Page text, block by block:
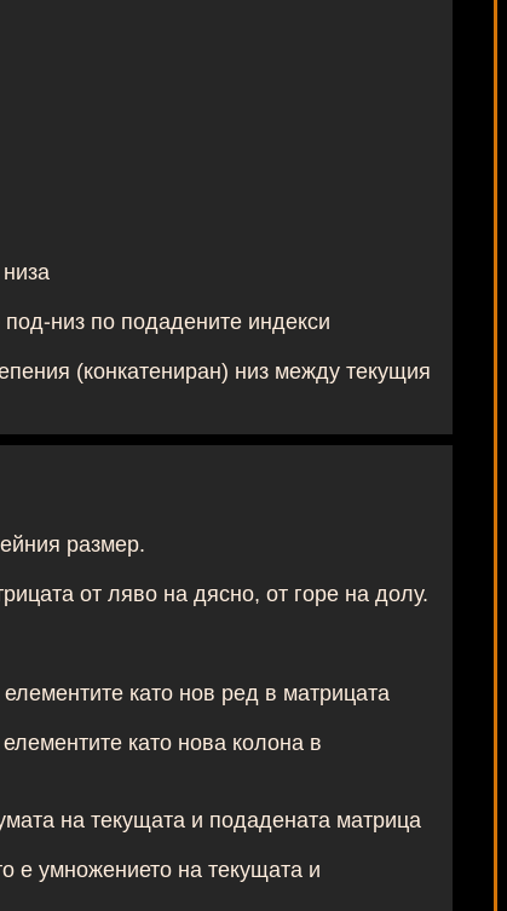
низ по подадените индекси
(конкатениран) низ между текущия
размер.
от ляво на дясно, от горе на долу.
като нов ред в матрицата
като нова колона в
на текущата и подадената матрица
е умножението на текущата и